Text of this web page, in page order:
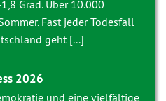
Grad. Über 10.000
Fast jeder Todesfall
geht [...]
2026
und eine vielfältige